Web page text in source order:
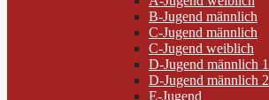
B-Jugend männlich
C-Jugend männlich
C-Jugend weiblich
D-Jugend männlich 1
D-Jugend männlich 2
E-Jugend